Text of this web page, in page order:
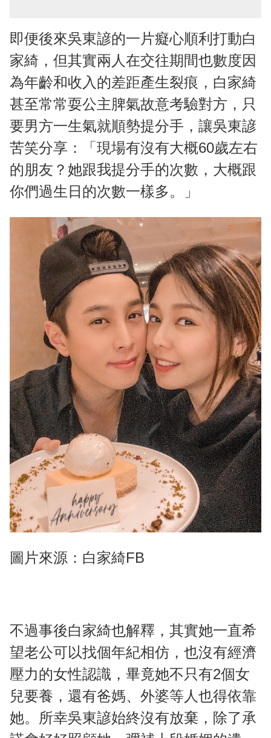
即便後來吳東諺的一片癡心順利打動白
家綺，但其實兩人在交往期間也數度因
為年齡和收入的差距產生裂痕，白家綺
甚至常常耍公主脾氣故意考驗對方，只
要男方一生氣就順勢提分手，讓吳東諺
苦笑分享：「現場有沒有大概60歲左右
的朋友？她跟我提分手的次數，大概跟
你們過生日的次數一樣多。」
圖片來源：白家綺FB
不過事後白家綺也解釋，其實她一直希
望老公可以找個年紀相仿，也沒有經濟
壓力的女性認識，畢竟她不只有2個女
兒要養，還有爸媽、外婆等人也得依靠
她。所幸吳東諺始終沒有放棄，除了承